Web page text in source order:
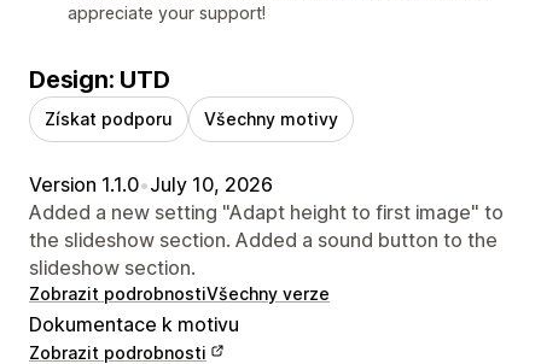
appreciate your support!
Design: UTD
Získat podporu Všechny motivy
Version 1.1.0•July 10, 2026
Added a new setting "Adapt height to first image" to
the slideshow section. Added a sound button to the
slideshow section.
Zobrazit podrobnostiVšechny verze
Dokumentace k motivu
Zobrazit podrobnosti